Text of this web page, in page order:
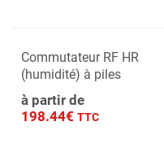
Commutateur RF HR
(humidité) à piles
à partir de
198.44€ TTC